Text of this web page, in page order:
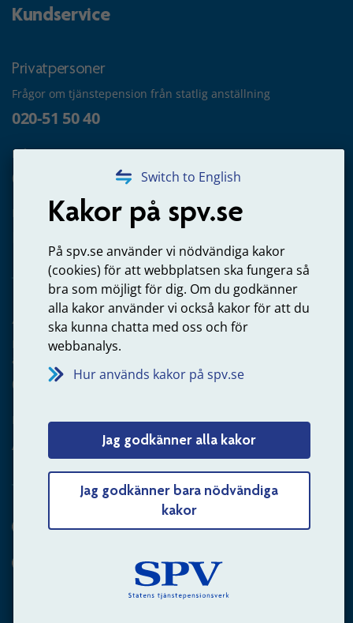
Switch to English
Kakor på spv.se
På spv.se använder vi nödvändiga kakor
(cookies) för att webbplatsen ska fungera så
bra som möjligt för dig. Om du godkänner
alla kakor använder vi också kakor för att du
ska kunna chatta med oss och för
webbanalys.
Hur används kakor på spv.se
Jag godkänner alla kakor
Jag godkänner bara nödvändiga
kakor
Kundservice
Privatpersoner
Frågor om tjänstepension från statlig anställning
020-51 50 40
Frågor om utbetalning
020-65 00 65
Kontakta oss
Arbetsgivare
Frågor om administration av tjänstepension från statlig
anställning
060-18 75 03
Kontakta oss
Arbetsgivare – skicka mejl till oss
Hitta svaret på din fråga
Andra sätt att kontakta oss